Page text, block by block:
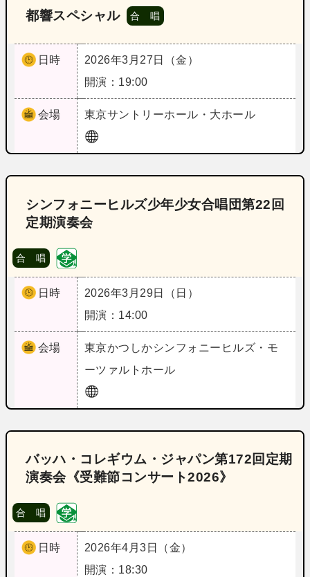
都響スペシャル 合 唱
日時
2026年3月27日（金）
開演：19:00
会場 東京サントリーホール・大ホール
シンフォニーヒルズ少年少女合唱団第22回
定期演奏会
合 唱
日時
2026年3月29日（日）
開演：14:00
会場 東京かつしかシンフォニーヒルズ・モ
ーツァルトホール
バッハ・コレギウム・ジャパン第172回定期
演奏会《受難節コンサート2026》
合 唱
日時
2026年4月3日（金）
開演：18:30